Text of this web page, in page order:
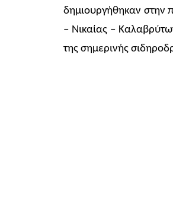
δημιουργήθηκαν στην
– Νικαίας –
της σημερινής